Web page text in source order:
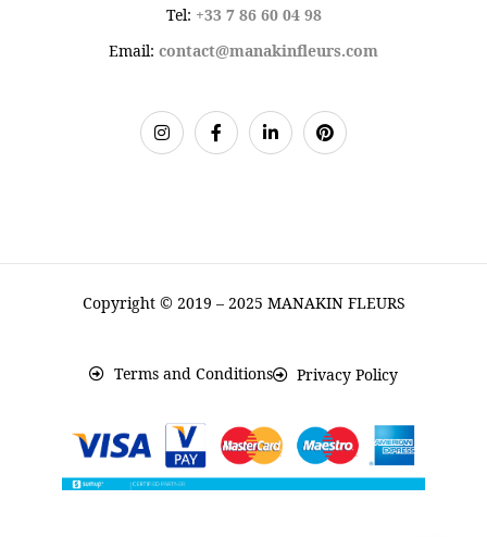
Tel: +33 7 86 60 04 98
Email: contact@manakinfleurs.com
Copyright © 2019 – 2025 MANAKIN FLEURS
Terms and Conditions Privacy Policy